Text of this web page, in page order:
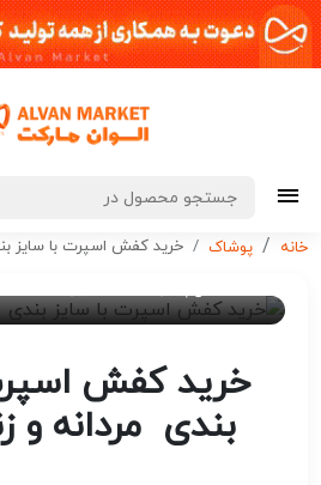
خانه پوشاک
خرید کفش اسپرت با سایز
خرید کفش
بندی مردانه و